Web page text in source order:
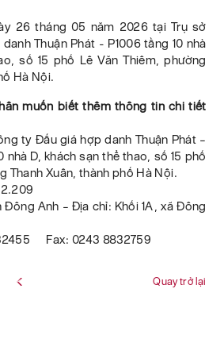
26 tháng 05 năm 2026 tại Trụ sở
Thuận Phát - P1006 tầng 10 nhà
số 15 phố Lê Văn Thiêm, phường
Hà Nội.
muốn biết thêm thông tin chi tiết
ty Đấu giá hợp danh Thuận Phát –
nhà D, khách sạn thể thao, số 15 phố
Thanh Xuân, thành phố Hà Nội.
Đông Anh – Địa chỉ: Khối 1A, xã Đông
Fax: 0243 8832759
Quay trở lại